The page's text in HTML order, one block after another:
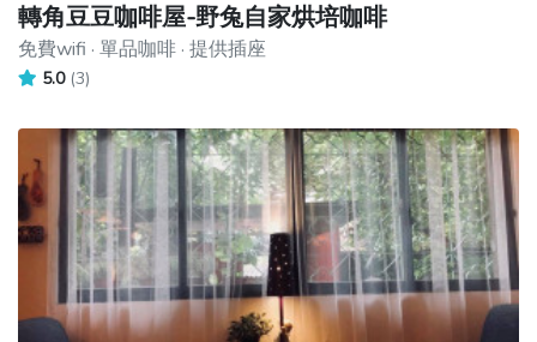
轉角豆豆咖啡屋-野兔自家烘培咖啡
免費wifi · 單品咖啡 · 提供插座
5.0 (3)